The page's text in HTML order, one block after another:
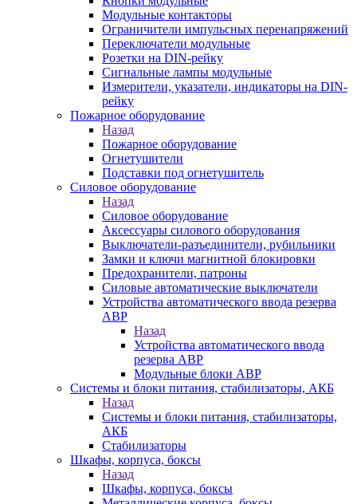
Модульные контакторы
Ограничители импульсных перенапряжений
Переключатели модульные
Розетки на DIN-рейку
Сигнальные лампы модульные
Измерители, указатели, индикаторы на DIN-
рейку
Пожарное оборудование
Назад
Пожарное оборудование
Огнетушители
Подставки под огнетушитель
Силовое оборудование
Назад
Силовое оборудование
Аксессуары силового оборудования
Выключатели-разъединители, рубильники
Замки и ключи магнитной блокировки
Предохранители, патроны
Силовые автоматические выключатели
Устройства автоматического ввода резерва
АВР
Назад
Устройства автоматического ввода
резерва АВР
Модульные блоки АВР
Системы и блоки питания, стабилизаторы, АКБ
Назад
Системы и блоки питания, стабилизаторы,
АКБ
Стабилизаторы
Шкафы, корпуса, боксы
Назад
Шкафы, корпуса, боксы